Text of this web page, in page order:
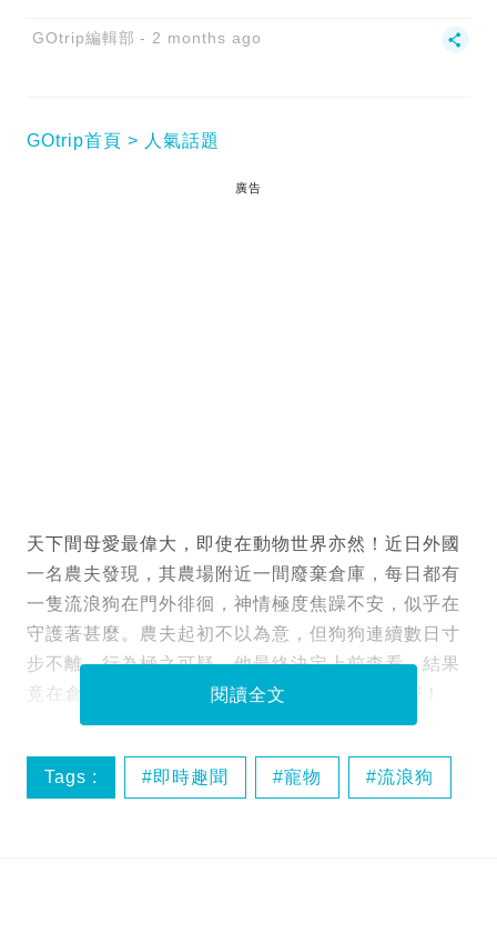
GOtrip編輯部 2 months ago
GOtrip首頁 人氣話題
廣告
天下間母愛最偉大，即使在動物世界亦然！近日外國
一名農夫發現，其農場附近一間廢棄倉庫，每日都有
一隻流浪狗在門外徘徊，神情極度焦躁不安，似乎在
守護著甚麼。農夫起初不以為意，但狗狗連續數日寸
步不離，行為極之可疑，他最終決定上前查看，結果
竟在倉庫的隱蔽角落，發現一個令人心酸的秘密！
閱讀全文
Tags : 即時趣聞 寵物 流浪狗